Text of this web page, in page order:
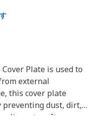
Plate is used to
external
this cover plate
preventing dust, dirt,
system. It ensures